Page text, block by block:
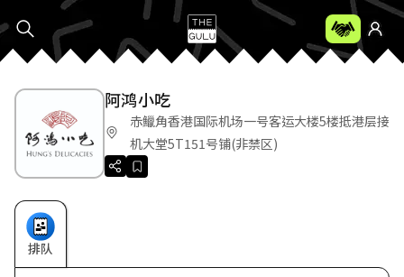
阿鸿小吃
赤鱲角香港国际机场一号客运大楼5楼抵港层接
机大堂5T151号铺(非禁区)
排队